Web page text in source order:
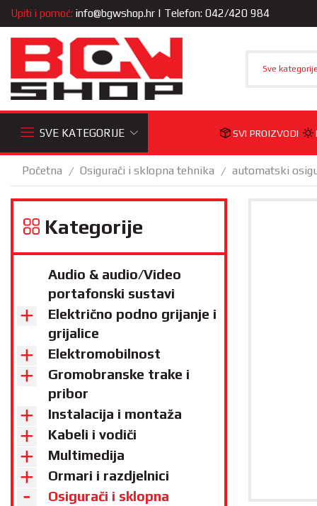
Upiti i pomoć: info@bgwshop.hr | Telefon: 042/420 984
Sve
SVE KATEGORIJE SVI PROIZVODI
Početna / Osigurači i sklopna tehnika / automatski
Kategorije
Audio & audio/Video
portafonski sustavi
Električno podno grijanje i
grijalice
Elektromobilnost
Gromobranske trake i
pribor
Instalacija i montaža
Kabeli i vodiči
Multimedija
Ormari i razdjelnici
Osigurači i sklopna